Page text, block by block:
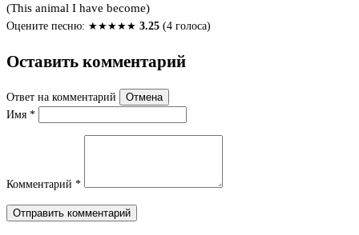
(This animal I have become)
Оцените песню: ★★★★★ 3.25 (4 голоса)
Оставить комментарий
Ответ на комментарий
Отмена
Имя *
Комментарий *
Отправить комментарий